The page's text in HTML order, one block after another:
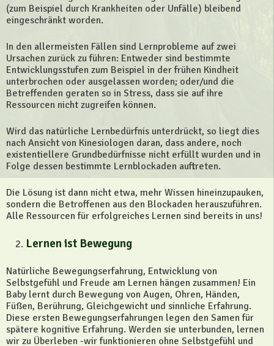
(zum Beispiel durch Krankheiten oder Unfälle) bleibend
eingeschränkt worden.
In den allermeisten Fällen sind Lernprobleme auf zwei
Ursachen zurück zu führen: Entweder sind bestimmte
Entwicklungsstufen zum Beispiel in der frühen Kindheit
unterbrochen oder ausgelassen worden; oder/und die
Betreffenden geraten so in Stress, dass sie auf ihre
Ressourcen nicht zugreifen können.
Wird das natürliche Lernbedürfnis unterdrückt, so liegt dies
nach Ansicht von Kinesiologen daran, dass andere, noch
existentiellere Grundbedürfnisse nicht erfüllt wurden und in
Folge dessen bestimmte Lernblockaden auftreten.
Die Lösung ist dann nicht etwa, mehr Wissen hineinzupauken,
sondern die Betroffenen aus den Blockaden herauszuführen.
Alle Ressourcen für erfolgreiches Lernen sind bereits in uns!
Lernen ist Bewegung
Natürliche Bewegungserfahrung, Entwicklung von
Selbstgefühl und Freude am Lernen hängen zusammen! Ein
Baby lernt durch Bewegung von Augen, Ohren, Händen,
Füßen, Berührung, Gleichgewicht und sinnliche Erfahrung.
Diese ersten Bewegungserfahrungen legen den Samen für
spätere kognitive Erfahrung. Werden sie unterbunden, lernen
wir zu Überleben -wir funktionieren ohne Selbstgefühl und